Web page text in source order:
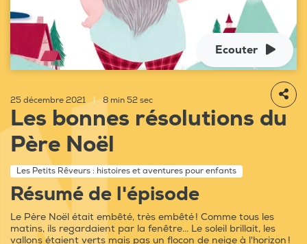
Ecouter
25 décembre 2021 | 8 min 52 sec
Les bonnes résolutions du
Père Noël
Les Petits Rêveurs : histoires et aventures pour enfants
Résumé de l'épisode
Le Père Noël était embêté, très embêté ! Comme tous les
matins, ils regardaient par la fenêtre... Le soleil brillait, les
vallons étaient verts mais pas un flocon de neige à l'horizon !